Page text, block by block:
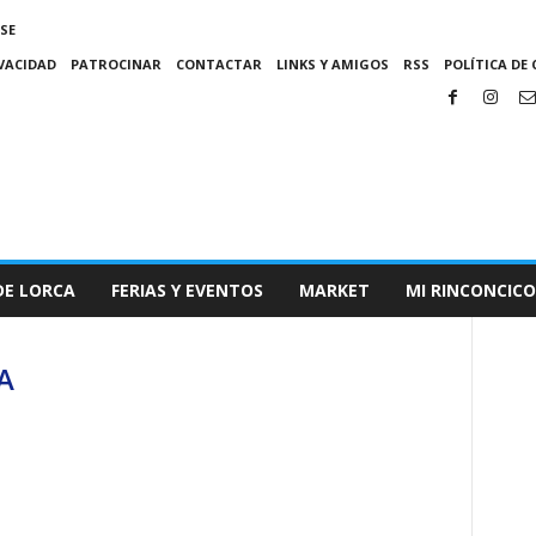
PATROCINAR CONTACTAR LINKS Y AMIGOS RSS POLÍTICA DE
LORCA FERIAS Y EVENTOS MARKET MI RINCONCICO